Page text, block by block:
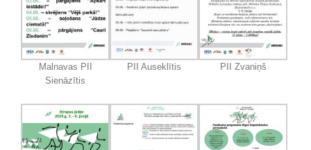
Malnavas PII
Sienāzītis
PII Auseklītis PII Zvaniņš